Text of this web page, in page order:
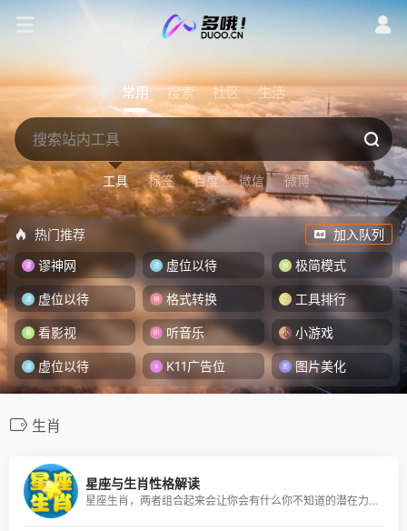
常用 搜索 社区 生活
工具 标签 百度 微信 微博
热门推荐
加入队列
谬神网
虚位以待 极简模式
虚位以待 格式转换 工具排行
看影视 听音乐 小游戏
虚位以待 K11广告位 图片美化
生肖
星座与生肖性格解读
星座生肖，两者组合起来会让你会有什么你不知道的潜在力量呢？赶快来查查吧！